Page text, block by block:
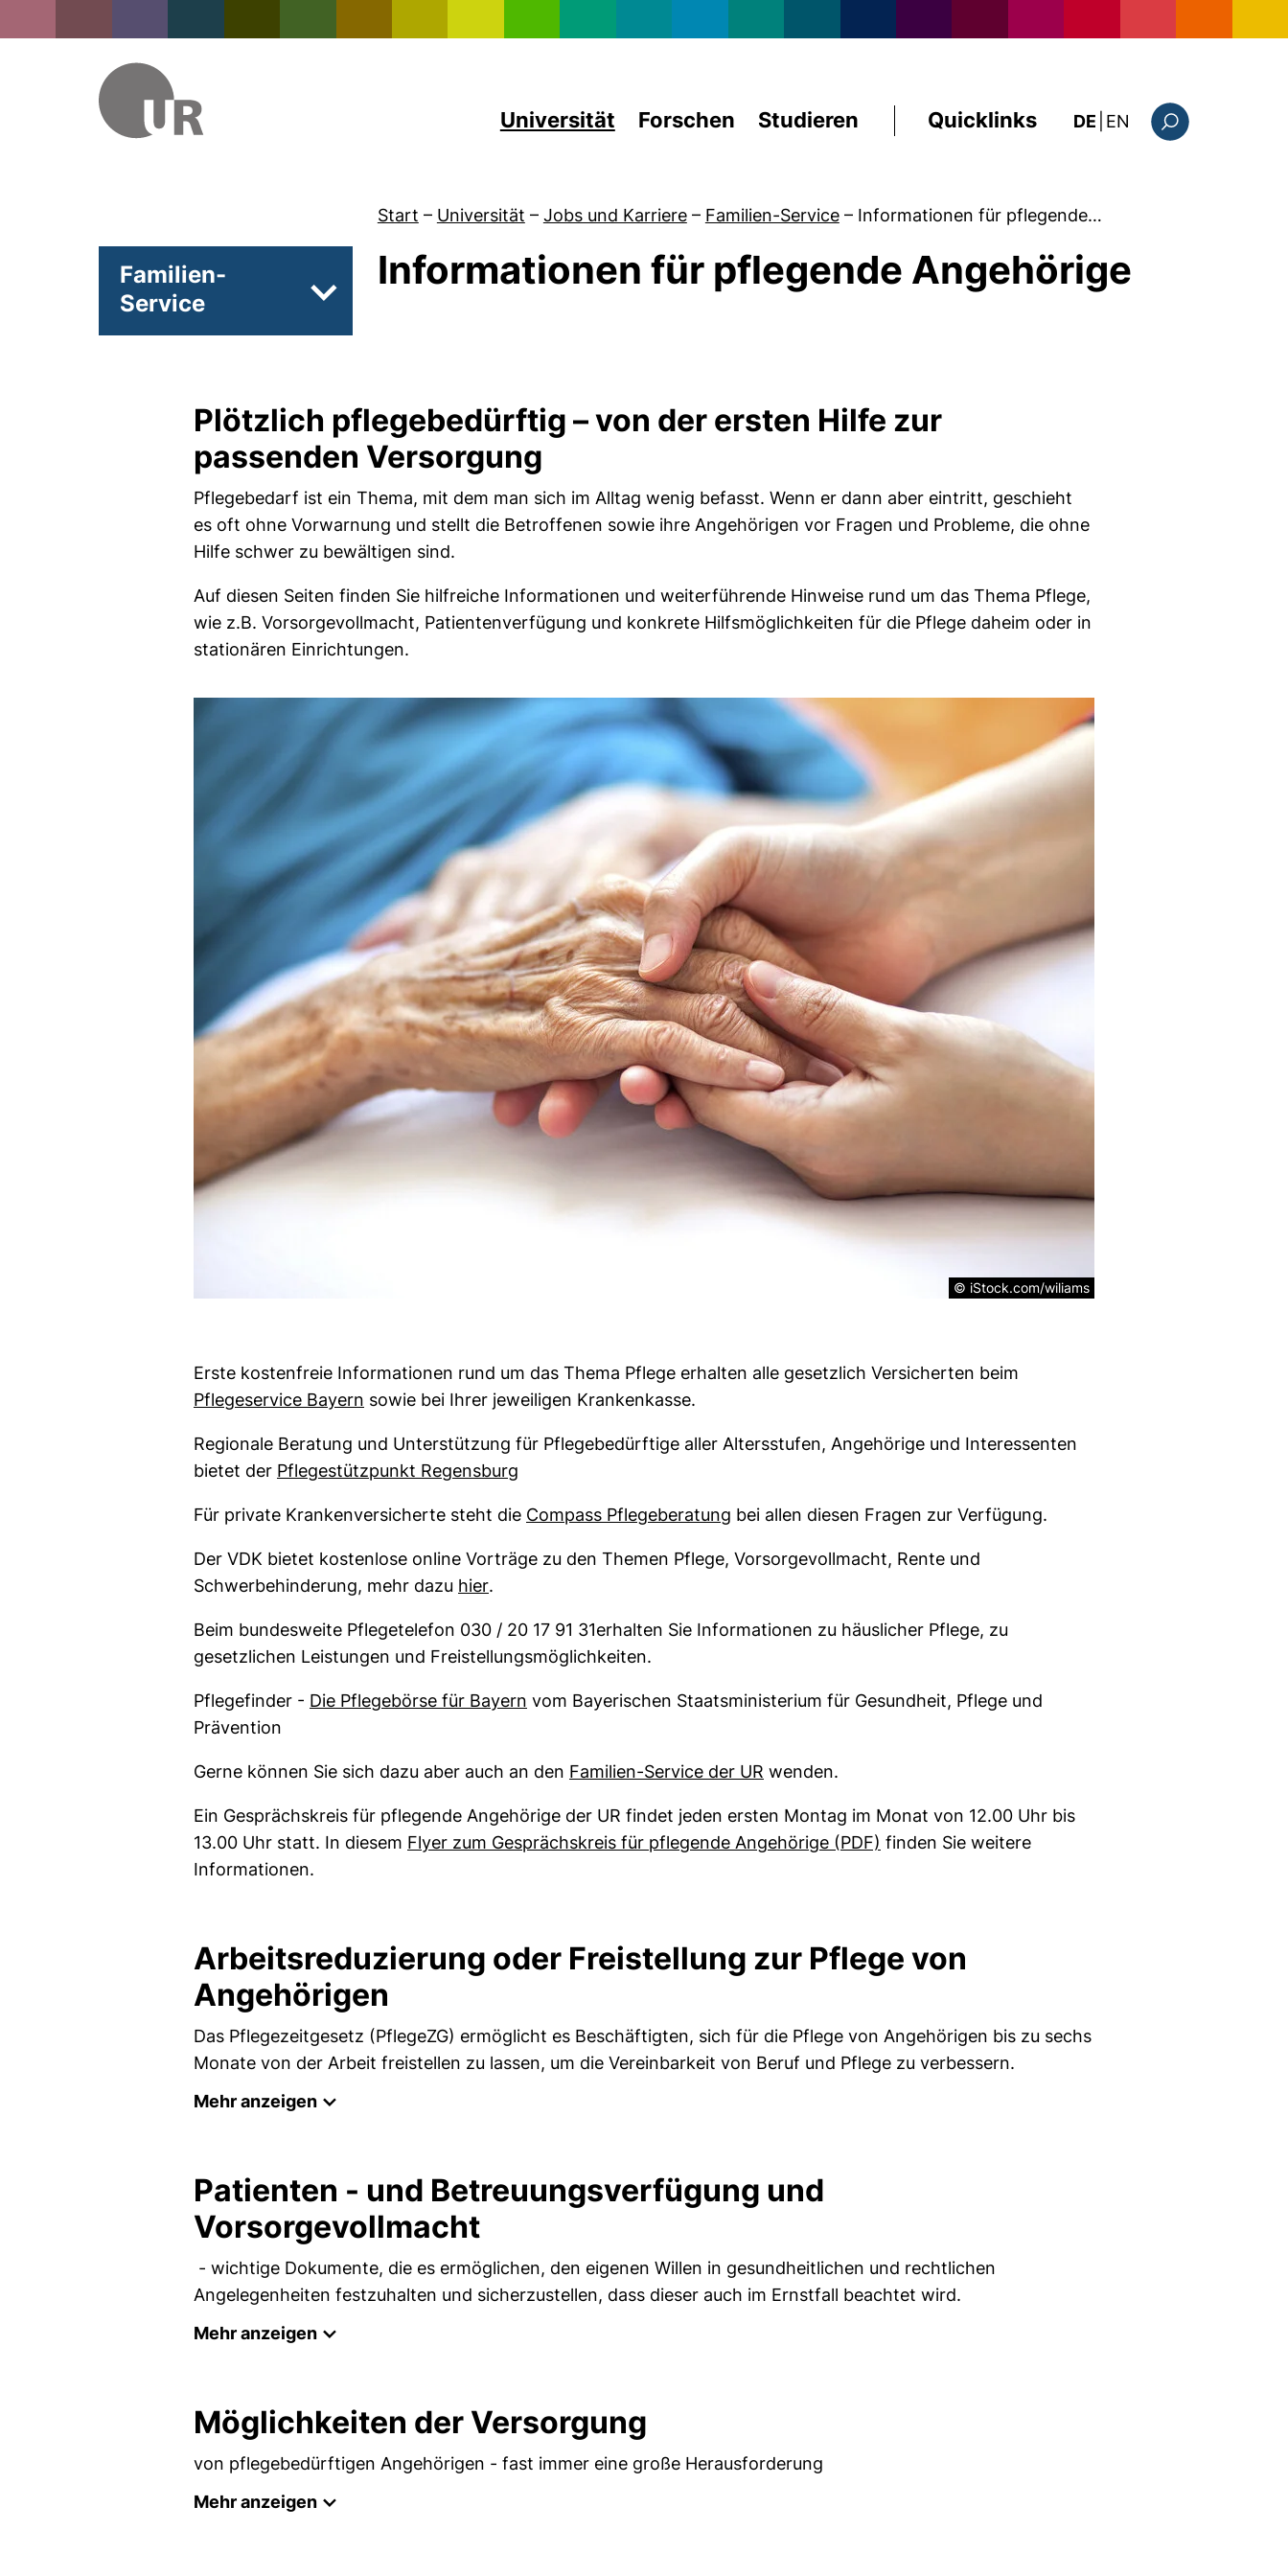
Universität Forschen Studieren Quicklinks DE EN : this page in
Start – Universität – Jobs und Karriere – Familien-Service – Informationen für pflegende…
Familien-
Service
Unterseiten von Angebote für Studierende
Informationen für pflegende Angehörige
Plötzlich pflegebedürftig – von der ersten Hilfe zur
passenden Versorgung
Pflegebedarf ist ein Thema, mit dem man sich im Alltag wenig befasst. Wenn er dann aber eintritt, geschieht
es oft ohne Vorwarnung und stellt die Betroffenen sowie ihre Angehörigen vor Fragen und Probleme, die ohne
Hilfe schwer zu bewältigen sind.
Auf diesen Seiten finden Sie hilfreiche Informationen und weiterführende Hinweise rund um das Thema Pflege,
wie z.B. Vorsorgevollmacht, Patientenverfügung und konkrete Hilfsmöglichkeiten für die Pflege daheim oder in
stationären Einrichtungen.
© iStock.com/wiliams
Erste kostenfreie Informationen rund um das Thema Pflege erhalten alle gesetzlich Versicherten beim
Pflegeservice Bayern (externer Link, öffnet neues Fenster)
sowie bei Ihrer jeweiligen Krankenkasse.
Regionale Beratung und Unterstützung für Pflegebedürftige aller Altersstufen, Angehörige und Interessenten
bietet der Pflegestützpunkt Regensburg
Für private Krankenversicherte steht die Compass Pflegeberatung (externer Link, öffnet neues Fenster)
bei allen diesen Fragen zur Verfügung.
Der VDK bietet kostenlose online Vorträge zu den Themen Pflege, Vorsorgevollmacht, Rente und
Schwerbehinderung, mehr dazu hier(externer Link, öffnet neues Fenster)
.
Beim bundesweite Pflegetelefon 030 / 20 17 91 31erhalten Sie Informationen zu häuslicher Pflege, zu
gesetzlichen Leistungen und Freistellungsmöglichkeiten.
Pflegefinder - Die Pflegebörse für Bayern (externer Link, öffnet neues Fenster)
vom Bayerischen Staatsministerium für Gesundheit, Pflege und
Prävention
Gerne können Sie sich dazu aber auch an den Familien-Service der UR wenden.
Ein Gesprächskreis für pflegende Angehörige der UR findet jeden ersten Montag im Monat von 12.00 Uhr bis
13.00 Uhr statt. In diesem Flyer zum Gesprächskreis für pflegende Angehörige (PDF) (öffnet neues Fenster). (nicht barrierefrei)
finden Sie weitere
Informationen.
Arbeitsreduzierung oder Freistellung zur Pflege von
Angehörigen
Das Pflegezeitgesetz (PflegeZG) ermöglicht es Beschäftigten, sich für die Pflege von Angehörigen bis zu sechs
Monate von der Arbeit freistellen zu lassen, um die Vereinbarkeit von Beruf und Pflege zu verbessern.
Mehr anzeigen
Patienten - und Betreuungsverfügung und
Vorsorgevollmacht
- wichtige Dokumente, die es ermöglichen, den eigenen Willen in gesundheitlichen und rechtlichen
Angelegenheiten festzuhalten und sicherzustellen, dass dieser auch im Ernstfall beachtet wird.
Mehr anzeigen
Möglichkeiten der Versorgung
von pflegebedürftigen Angehörigen - fast immer eine große Herausforderung
Mehr anzeigen